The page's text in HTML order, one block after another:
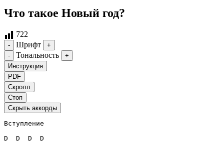
Что такое Новый год?
722
- Шрифт
+
-
Тональность
+
Инструкция
PDF
Скролл
Стоп
Скрыть аккорды
Вступление
D
D D D